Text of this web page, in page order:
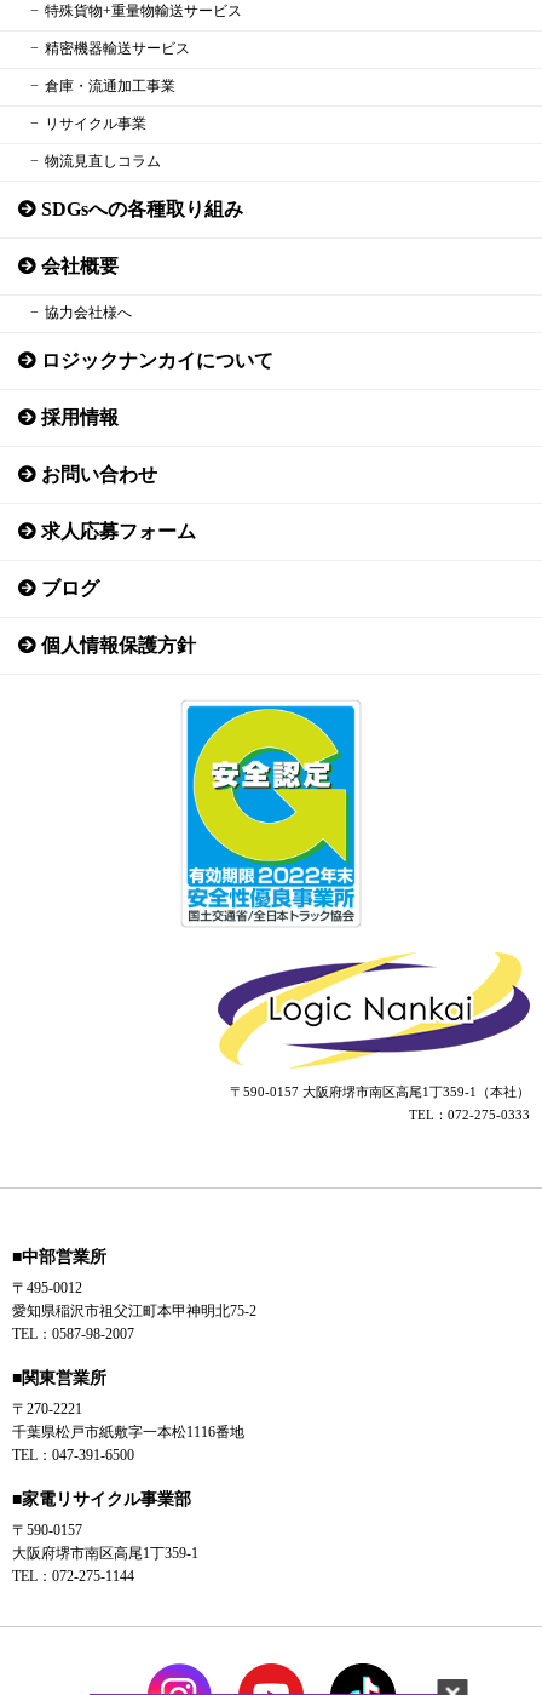
特殊貨物+重量物輸送サービス
精密機器輸送サービス
倉庫・流通加工事業
リサイクル事業
物流見直しコラム
SDGsへの各種取り組み
会社概要
協力会社様へ
ロジックナンカイについて
採用情報
お問い合わせ
求人応募フォーム
ブログ
個人情報保護方針
〒590-0157 大阪府堺市南区高尾1丁359-1（本社）
TEL：072-275-0333
■中部営業所
〒495-0012
愛知県稲沢市祖父江町本甲神明北75-2
TEL：0587-98-2007
■関東営業所
〒270-2221
千葉県松戸市紙敷字一本松1116番地
TEL：047-391-6500
■家電リサイクル事業部
〒590-0157
大阪府堺市南区高尾1丁359-1
TEL：072-275-1144